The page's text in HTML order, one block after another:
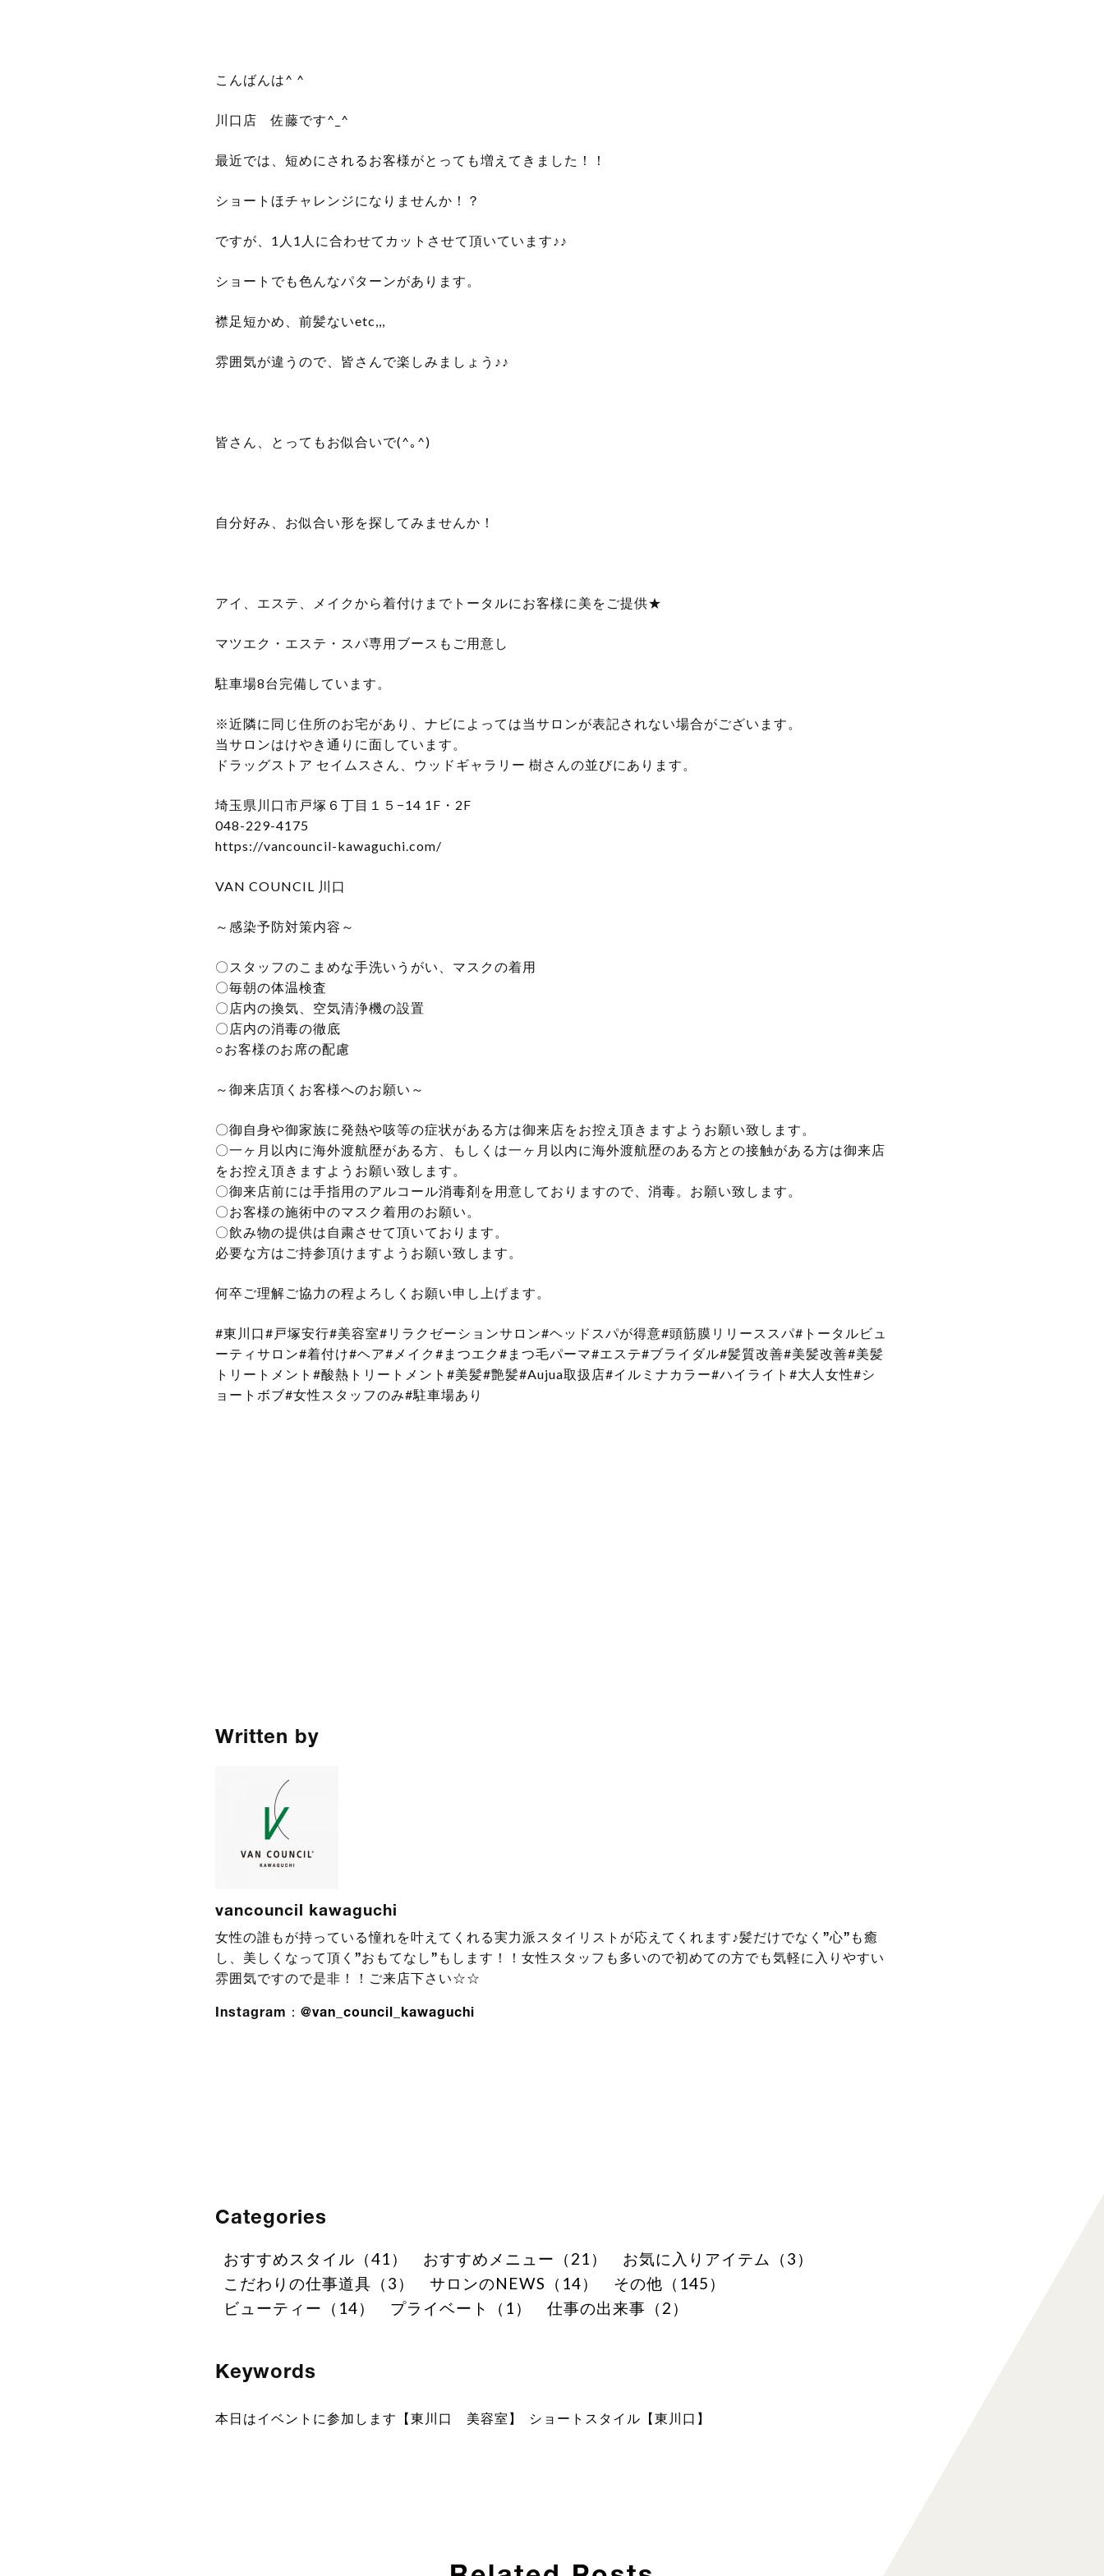
こんばんは^ ^
川口店 佐藤です^_^
最近では、短めにされるお客様がとっても増えてきました！！
ショートほチャレンジになりませんか！？
ですが、1人1人に合わせてカットさせて頂いています♪♪
ショートでも色んなパターンがあります。
襟足短かめ、前髪ないetc,,,
雰囲気が違うので、皆さんで楽しみましょう♪♪
皆さん、とってもお似合いで(^｡^)
自分好み、お似合い形を探してみませんか！
アイ、エステ、メイクから着付けまでトータルにお客様に美をご提供★
マツエク・エステ・スパ専用ブースもご用意し
駐車場8台完備しています。
※近隣に同じ住所のお宅があり、ナビによっては当サロンが表記されない場合がございます。
当サロンはけやき通りに面しています。
ドラッグストア セイムスさん、ウッドギャラリー 樹さんの並びにあります。
埼玉県川口市戸塚６丁目１５−14 1F・2F
048-229-4175
https://vancouncil-kawaguchi.com/
VAN COUNCIL 川口
～感染予防対策内容～
〇スタッフのこまめな手洗いうがい、マスクの着用
〇毎朝の体温検査
〇店内の換気、空気清浄機の設置
〇店内の消毒の徹底
○お客様のお席の配慮
～御来店頂くお客様へのお願い～
〇御自身や御家族に発熱や咳等の症状がある方は御来店をお控え頂きますようお願い致します。
〇一ヶ月以内に海外渡航歴がある方、もしくは一ヶ月以内に海外渡航歴のある方との接触がある方は御来店
をお控え頂きますようお願い致します。
〇御来店前には手指用のアルコール消毒剤を用意しておりますので、消毒。お願い致します。
〇お客様の施術中のマスク着用のお願い。
〇飲み物の提供は自粛させて頂いております。
必要な方はご持参頂けますようお願い致します。
何卒ご理解ご協力の程よろしくお願い申し上げます。
#東川口#戸塚安行#美容室#リラクゼーションサロン#ヘッドスパが得意#頭筋膜リリーススパ#トータルビュ
ーティサロン#着付け#ヘア#メイク#まつエク#まつ毛パーマ#エステ#ブライダル#髪質改善#美髪改善#美髪
トリートメント#酸熱トリートメント#美髪#艶髪#Aujua取扱店#イルミナカラー#ハイライト#大人女性#シ
ョートボブ#女性スタッフのみ#駐車場あり
Written by
vancouncil kawaguchi
女性の誰もが持っている憧れを叶えてくれる実力派スタイリストが応えてくれます♪髪だけでなく”心”も癒
し、美しくなって頂く”おもてなし”もします！！女性スタッフも多いので初めての方でも気軽に入りやすい
雰囲気ですので是非！！ご来店下さい☆☆
Instagram： @van_council_kawaguchi
Categories
おすすめスタイル（41） おすすめメニュー（21）
お気に入りアイテム（3）
こだわりの仕事道具（3）
サロンのNEWS（14）
その他（145）
ビューティー（14）
プライベート（1） 仕事の出来事（2）
Keywords
本日はイベントに参加します【東川口 美容室】 ショートスタイル【東川口】